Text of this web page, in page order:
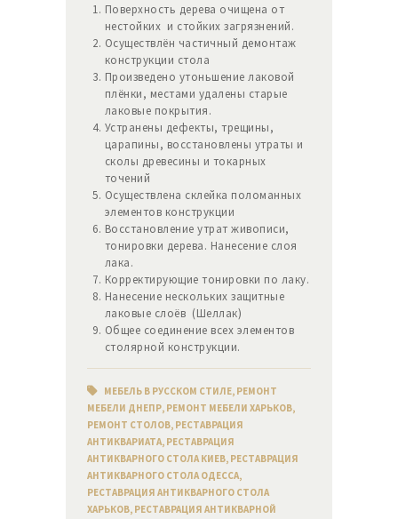
Поверхность дерева очищена от
нестойких и стойких загрязнений.
Осуществлён частичный демонтаж
конструкции стола
Произведено утоньшение лаковой
плёнки, местами удалены старые
лаковые покрытия.
Устранены дефекты, трещины,
царапины, восстановлены утраты и
сколы древесины и токарных
точений
Осуществлена склейка поломанных
элементов конструкции
Восстановление утрат живописи,
тонировки дерева. Нанесение слоя
лака.
Корректирующие тонировки по лаку.
Нанесение нескольких защитные
лаковые слоёв (Шеллак)
Общее соединение всех элементов
столярной конструкции.
МЕБЕЛЬ В РУССКОМ СТИЛЕ, РЕМОНТ
МЕБЕЛИ ДНЕПР, РЕМОНТ МЕБЕЛИ ХАРЬКОВ,
РЕМОНТ СТОЛОВ, РЕСТАВРАЦИЯ
АНТИКВАРИАТА, РЕСТАВРАЦИЯ
АНТИКВАРНОГО СТОЛА КИЕВ, РЕСТАВРАЦИЯ
АНТИКВАРНОГО СТОЛА ОДЕССА,
РЕСТАВРАЦИЯ АНТИКВАРНОГО СТОЛА
ХАРЬКОВ, РЕСТАВРАЦИЯ АНТИКВАРНОЙ